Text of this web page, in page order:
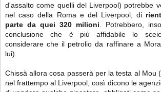
d'assalto come quelli del Liverpool) potrebbe
nel caso della Roma e del Liverpool, di
parte da quei 320 milioni . Potrebbero,
conclusione che è più affidabile lo
considerare che il petrolio da raffinare a
lui).
Chissà allora cosa passerà per la testa al Mou
nel frattempo al Liverpool, così dicono le